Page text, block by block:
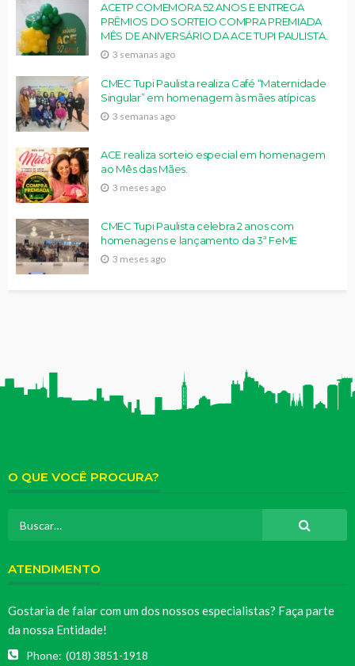
ACETP COMEMORA 52 ANOS E ENTREGA
PRÊMIOS DO SORTEIO COMPRA PREMIADA
MÊS DE ANIVERSÁRIO DA ACE TUPI PAULISTA.
3 semanas ago
CMEC Tupi Paulista realiza Café “Maternidade
Singular” em homenagem às mães atípicas
3 semanas ago
ACE realiza sorteio especial em homenagem
ao Mês das Mães.
3 meses ago
CMEC Tupi Paulista celebra 2 anos com
homenagens e lançamento da 3ª FeME
3 meses ago
O QUE VOCÊ PROCURA?
ATENDIMENTO
Gostaria de falar com um dos nossos especialistas? Faça parte
da nossa Entidade!
Phone: (018) 3851-1918